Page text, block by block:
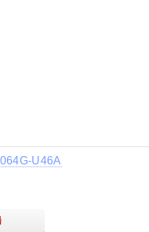
U46A